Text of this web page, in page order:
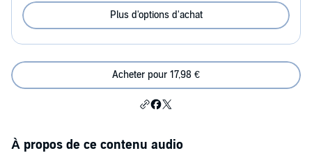
Plus d'options d'achat
Acheter pour 17,98 €
À propos de ce contenu audio